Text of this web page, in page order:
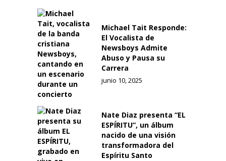
Michael Tait Responde:
El Vocalista de
Newsboys Admite
Abuso y Pausa su
Carrera
junio 10, 2025
Nate Diaz presenta “EL
ESPÍRITU”, un álbum
nacido de una visión
transformadora del
Espíritu Santo